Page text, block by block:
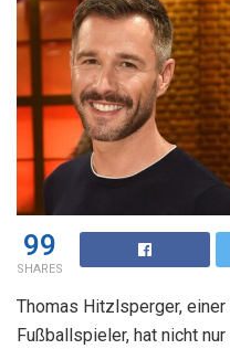
99
SHARES
Thomas Hitzlsperger,
Fußballspieler, hat nicht